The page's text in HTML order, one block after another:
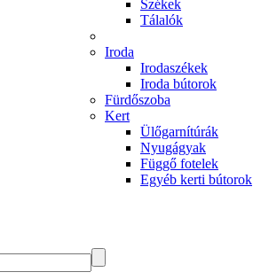
Székek
Tálalók
Iroda
Irodaszékek
Iroda bútorok
Fürdőszoba
Kert
Ülőgarnítúrák
Nyugágyak
Függő fotelek
Egyéb kerti bútorok